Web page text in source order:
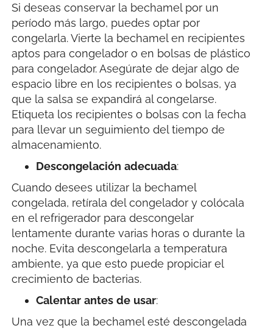
Si deseas conservar la bechamel por un
período más largo, puedes optar por
congelarla. Vierte la bechamel en recipientes
aptos para congelador o en bolsas de plástico
para congelador. Asegúrate de dejar algo de
espacio libre en los recipientes o bolsas, ya
que la salsa se expandirá al congelarse.
Etiqueta los recipientes o bolsas con la fecha
para llevar un seguimiento del tiempo de
almacenamiento.
Descongelación adecuada:
Cuando desees utilizar la bechamel
congelada, retírala del congelador y colócala
en el refrigerador para descongelar
lentamente durante varias horas o durante la
noche. Evita descongelarla a temperatura
ambiente, ya que esto puede propiciar el
crecimiento de bacterias.
Calentar antes de usar:
Una vez que la bechamel esté descongelada